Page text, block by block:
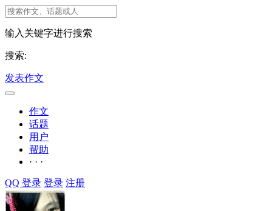
输入关键字进行搜索
搜索:
发表作文
作文
话题
用户
帮助
· · ·
QQ 登录 登录 注册